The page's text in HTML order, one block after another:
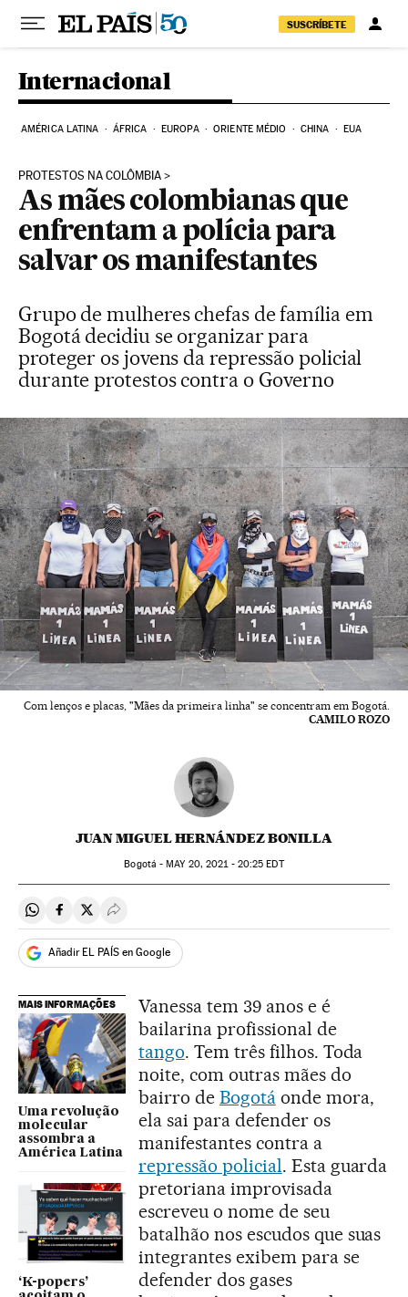
Pular para o conteúdo
SUSCRÍBETE
Internacional
AMÉRICA LATINA ÁFRICA EUROPA ORIENTE MÉDIO CHINA EUA
PROTESTOS NA COLÔMBIA
As mães colombianas que
enfrentam a polícia para
salvar os manifestantes
Grupo de mulheres chefas de família em
Bogotá decidiu se organizar para
proteger os jovens da repressão policial
durante protestos contra o Governo
Com lenços e placas, "Mães da primeira linha" se concentram em Bogotá.
CAMILO ROZO
JUAN MIGUEL HERNÁNDEZ BONILLA
Bogotá -MAY20, 2021 - 20:25 EDT
Compartir en Whatsapp
Compartir en Facebook
Compartir en Twitter
Desplegar Redes Sociales
Añadir EL PAÍS en Google
MAIS INFORMAÇÕES
Uma revolução
molecular
assombra a
América Latina
‘K-popers’
Vanessa tem 39 anos e é
bailarina profissional de
tango. Tem três filhos. Toda
noite, com outras mães do
bairro de Bogotáonde mora,
ela sai para defender os
manifestantes contra a
repressão policial. Esta guarda
pretoriana improvisada
escreveu o nome de seu
batalhão nos escudos que suas
integrantes exibem para se
defender dos gases